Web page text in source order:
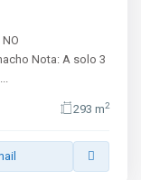
Nota: A solo 3
...
293 m2